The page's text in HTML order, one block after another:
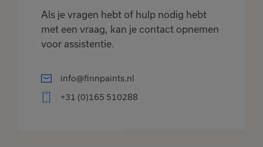
Als je vragen hebt of hulp nodig hebt
met een vraag, kan je contact opnemen
voor assistentie.
info@finnpaints.nl
+31 (0)165 510288